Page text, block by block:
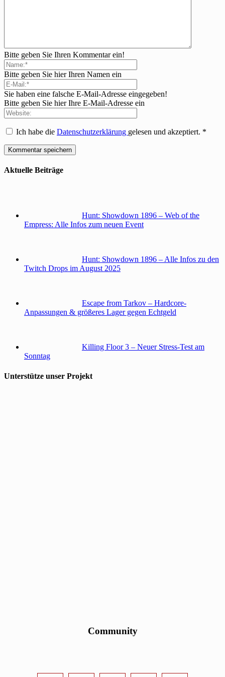
Bitte geben Sie Ihren Kommentar ein!
Bitte geben Sie hier Ihren Namen ein
Sie haben eine falsche E-Mail-Adresse eingegeben!
Bitte geben Sie hier Ihre E-Mail-Adresse ein
Ich habe die Datenschutzerklärung gelesen und akzeptiert. *
Aktuelle Beiträge
Hunt: Showdown 1896 – Web of the
Empress: Alle Infos zum neuen Event
Hunt: Showdown 1896 – Alle Infos zu den
Twitch Drops im August 2025
Escape from Tarkov – Hardcore-
Anpassungen & größeres Lager gegen Echtgeld
Killing Floor 3 – Neuer Stress-Test am
Sonntag
Unterstütze unser Projekt
Community